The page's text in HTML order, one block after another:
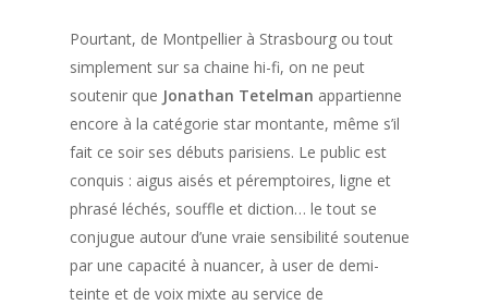
Pourtant, de Montpellier à Strasbourg ou tout
simplement sur sa chaine hi-fi, on ne peut
soutenir que Jonathan Tetelman appartienne
encore à la catégorie star montante, même s’il
fait ce soir ses débuts parisiens. Le public est
conquis : aigus aisés et péremptoires, ligne et
phrasé léchés, souffle et diction… le tout se
conjugue autour d’une vraie sensibilité soutenue
par une capacité à nuancer, à user de demi-
teinte et de voix mixte au service de